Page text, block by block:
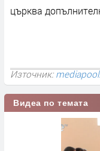
църква
Източник:
Видеа по темата